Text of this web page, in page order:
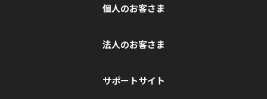
個人のお客さま
法人のお客さま
サポートサイト